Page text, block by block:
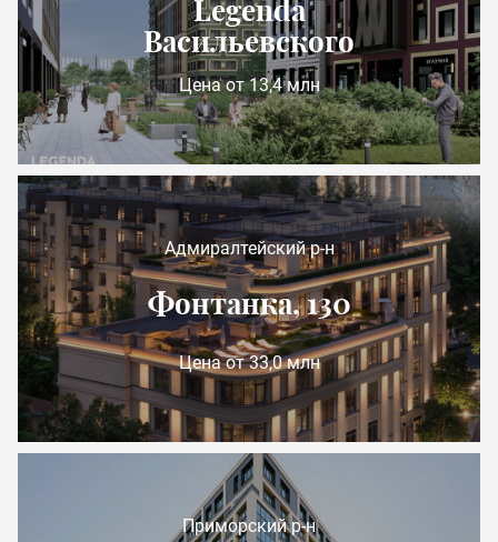
Legenda
Васильевского
Цена от 13,4 млн
Адмиралтейский р-н
Фонтанка, 130
Цена от 33,0 млн
Приморский р-н